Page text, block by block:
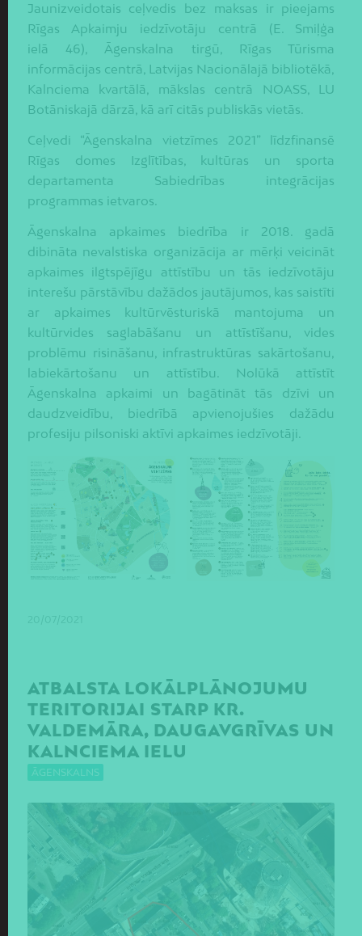
Jaunizveidotais ceļvedis bez maksas ir pieejams
Rīgas Apkaimju iedzīvotāju centrā (E. Smiļģa
ielā 46), Āgenskalna tirgū, Rīgas Tūrisma
informācijas centrā, Latvijas Nacionālajā bibliotēkā,
Kalnciema kvartālā, mākslas centrā NOASS, LU
Botāniskajā dārzā, kā arī citās publiskās vietās.
Ceļvedi “Āgenskalna vietzīmes 2021” līdzfinansē
Rīgas domes Izglītības, kultūras un sporta
departamenta Sabiedrības integrācijas
programmas ietvaros.
Āgenskalna apkaimes biedrība ir 2018. gadā
dibināta nevalstiska organizācija ar mērķi veicināt
apkaimes ilgtspējīgu attīstību un tās iedzīvotāju
interešu pārstāvību dažādos jautājumos, kas saistīti
ar apkaimes kultūrvēsturiskā mantojuma un
kultūrvides saglabāšanu un attīstīšanu, vides
problēmu risināšanu, infrastruktūras sakārtošanu,
labiekārtošanu un attīstību. Nolūkā attīstīt
Āgenskalna apkaimi un bagātināt tās dzīvi un
daudzveidību, biedrībā apvienojušies dažādu
profesiju pilsoniski aktīvi apkaimes iedzīvotāji.
ATBALSTA LOKĀLPLĀNOJUMU
TERITORIJAI STARP KR.
VALDEMĀRA, DAUGAVGRĪVAS UN
KALNCIEMA IELU
ĀGENSKALNS